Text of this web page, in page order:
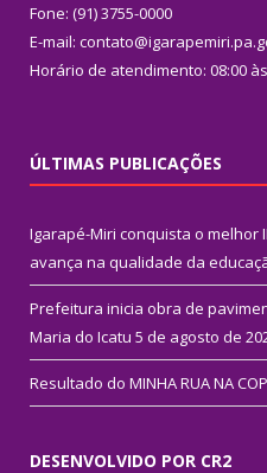
Fone: (91) 3755-0000
E-mail:
Horário de atendimento: 08:00
ÚLTIMAS PUBLICAÇÕES
Igarapé-Miri conquista o melhor
avança na qualidade da
Prefeitura inicia obra de
Maria do Icatu 5 de agosto de
Resultado do MINHA RUA NA
DESENVOLVIDO POR CR2